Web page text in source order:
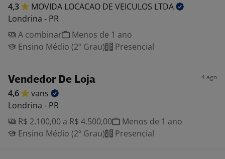
4,3 MOVIDA LOCACAO DE VEICULOS LTDA
Londrina - PR
A combinar
Menos de 1 ano
Ensino Médio (2º Grau)
Presencial
Vendedor De Loja 4 ago
4,6
vans
Londrina - PR
R$ 2.100,00 a R$ 4.500,00
Menos de 1 ano
Ensino Médio (2º Grau)
Presencial